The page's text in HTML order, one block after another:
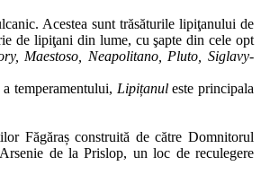
Acestea sunt trăsăturile lipiţanului de
de lipiţani din lume, cu şapte din cele opt
Maestoso, Neapolitano, Pluto, Siglavy-
temperamentului, Lipițanuleste principala
Făgăraș construită de către Domnitorul
de la Prislop, un loc de reculegere